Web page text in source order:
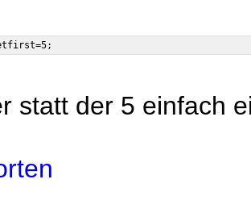
statt der 5 einfach